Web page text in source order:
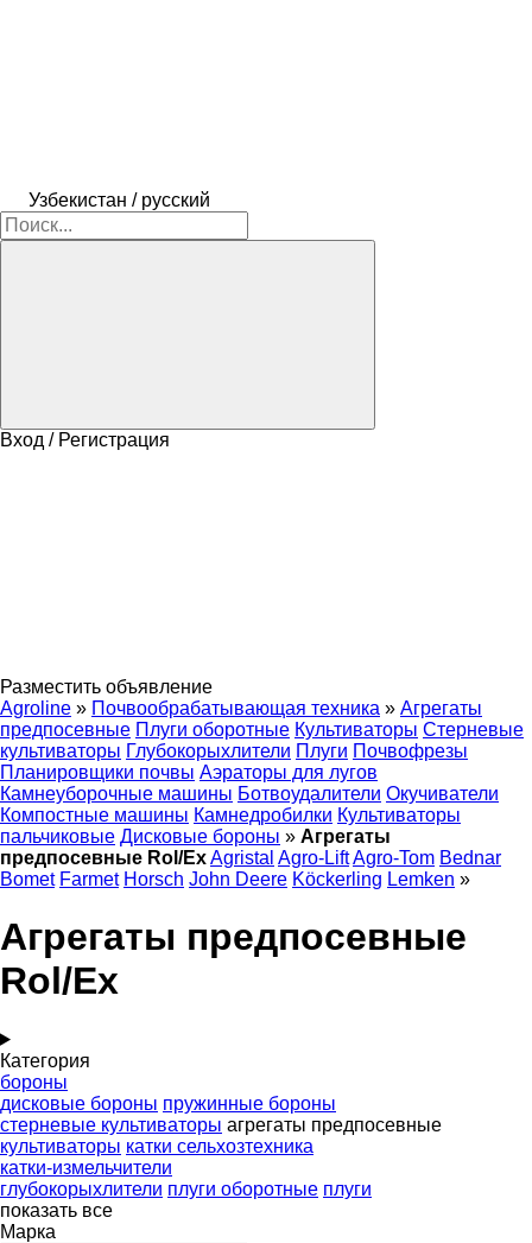
Узбекистан / русский
Вход / Регистрация
Разместить объявление
Agroline » Почвообрабатывающая техника » Агрегаты
предпосевные Плуги оборотные Культиваторы Стерневые
культиваторы Глубокорыхлители Плуги Почвофрезы
Планировщики почвы Аэраторы для лугов
Камнеуборочные машины Ботвоудалители Окучиватели
Компостные машины Камнедробилки Культиваторы
пальчиковые Дисковые бороны » Агрегаты
предпосевные Rol/ExAgristal Agro-LiftAgro-Tom Bednar
Bomet Farmet Horsch John Deere Köckerling Lemken »
Агрегаты предпосевные
Rol/Ex
Категория
бороны
дисковые бороны пружинные бороны
стерневые культиваторы агрегаты предпосевные
культиваторы катки сельхозтехника
катки-измельчители
глубокорыхлители плуги оборотные плуги
показать все
Марка